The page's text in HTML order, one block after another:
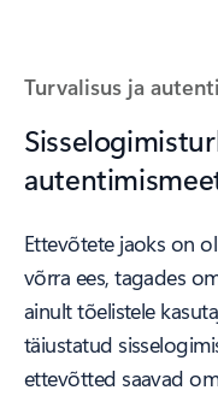
Turvalisus ja
Ettevõtete jaoks on
võrra ees, tagades
ainult tõelistele
täiustatud
ettevõtted saavad